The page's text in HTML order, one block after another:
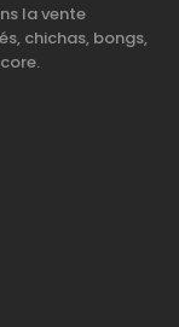
la vente
chichas, bongs,